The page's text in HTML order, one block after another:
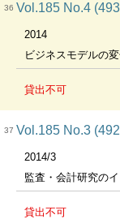
36 Vol.185 No.4
2014
ビジネスモデルの
貸出不可
37 Vol.185 No.3
2014/3
監査・会計研究の
貸出不可